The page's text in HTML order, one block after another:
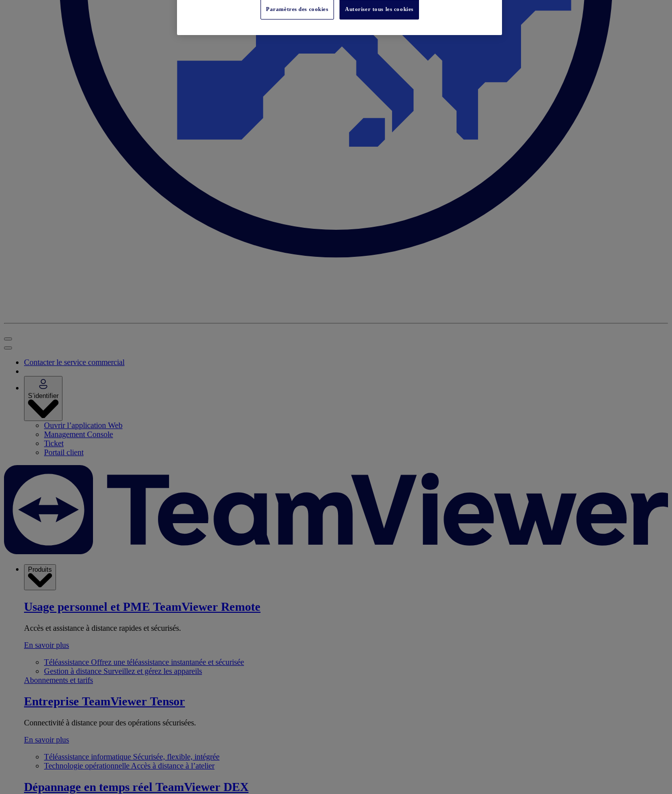
Contacter le service commercial
S’identifier
Ouvrir l’application Web
Management Console
Ticket
Portail client
Produits
Usage personnel et PME TeamViewer Remote
Accès et assistance à distance rapides et sécurisés.
En savoir plus
Téléassistance Offrez une téléassistance instantanée et sécurisée
Gestion à distance Surveillez et gérez les appareils
Abonnements et tarifs
Entreprise TeamViewer Tensor
Connectivité à distance pour des opérations sécurisées.
En savoir plus
Téléassistance informatique Sécurisée, flexible, intégrée
Technologie opérationnelle Accès à distance à l’atelier
Dépannage en temps réel TeamViewer DEX
Paramètres des cookies Autoriser tous les cookies